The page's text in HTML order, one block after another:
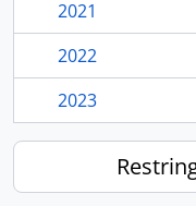
2021
2022
2023